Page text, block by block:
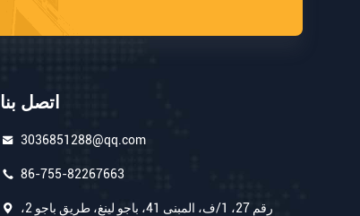
اتصل بنا
3036851288@qq.com
86-755-82267663
رقم 27، 1/ف، المبنى 41، باجو لينغ، طريق باجو 2،